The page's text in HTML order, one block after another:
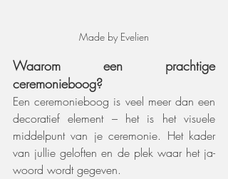
Made by Evelien
Waarom een prachtige
ceremonieboog?
Een ceremonieboog is veel meer dan een
decoratief element – het is het visuele
middelpunt van je ceremonie. Het kader
van jullie geloften en de plek waar het ja-
woord wordt gegeven.